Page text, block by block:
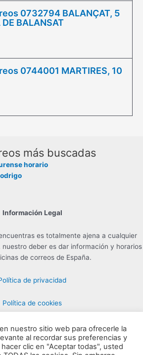
0732794 BALANÇAT, 5
BALANSAT
0744001 MARTIRES, 10
más buscadas
horario
Información Legal
es totalmente ajena a cualquier
deber es dar información y horarios
de correos de España.
de privacidad
Política de cookies
en info@horarioscorreos.com
de las Oficinas de Correos | Creada por
nuestro sitio web para ofrecerle la
al recordar sus preferencias y
clic en "Aceptar todas", usted